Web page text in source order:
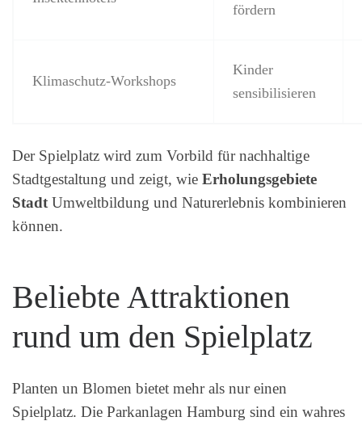
fördern
Klimaschutz-Workshops
Kinder
sensibilisieren
Der Spielplatz wird zum Vorbild für nachhaltige
Stadtgestaltung und zeigt, wie Erholungsgebiete
Stadt Umweltbildung und Naturerlebnis kombinieren
können.
Beliebte Attraktionen
rund um den Spielplatz
Planten un Blomen bietet mehr als nur einen
Spielplatz. Die Parkanlagen Hamburg sind ein wahres